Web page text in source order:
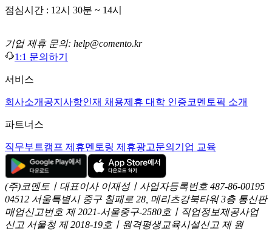
점심시간 : 12시 30분 ~ 14시
기업 제휴 문의: help@comento.kr
1:1 문의하기
서비스
회사소개 공지사항인재 채용제휴 대학 인증코멘토픽 소개
파트너스
직무부트캠프 제휴멘토링 제휴광고문의 기업 교육
(주)코멘토ㅣ대표이사 이재성ㅣ사업자등록번호 487-86-00195
04512 서울특별시 중구 칠패로 28, 메리츠강북타워 3층 통신판
매업신고번호 제 2021-서울중구-2580호ㅣ직업정보제공사업
신고 서울청 제 2018-19호ㅣ원격평생교육시설신고 제 원